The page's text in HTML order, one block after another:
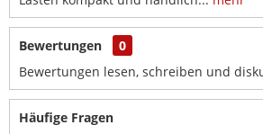
Bewertungen
0
Bewertungen lesen, schreiben und
Häufige Fragen